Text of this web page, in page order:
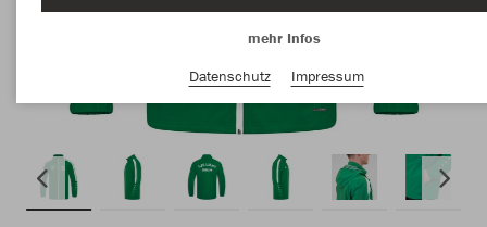
mehr Infos
Datenschutz
Impressum